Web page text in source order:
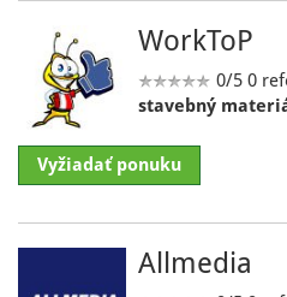
WorkToP
0/5 0
stavebný
Vyžiadať ponuku
Allmedia